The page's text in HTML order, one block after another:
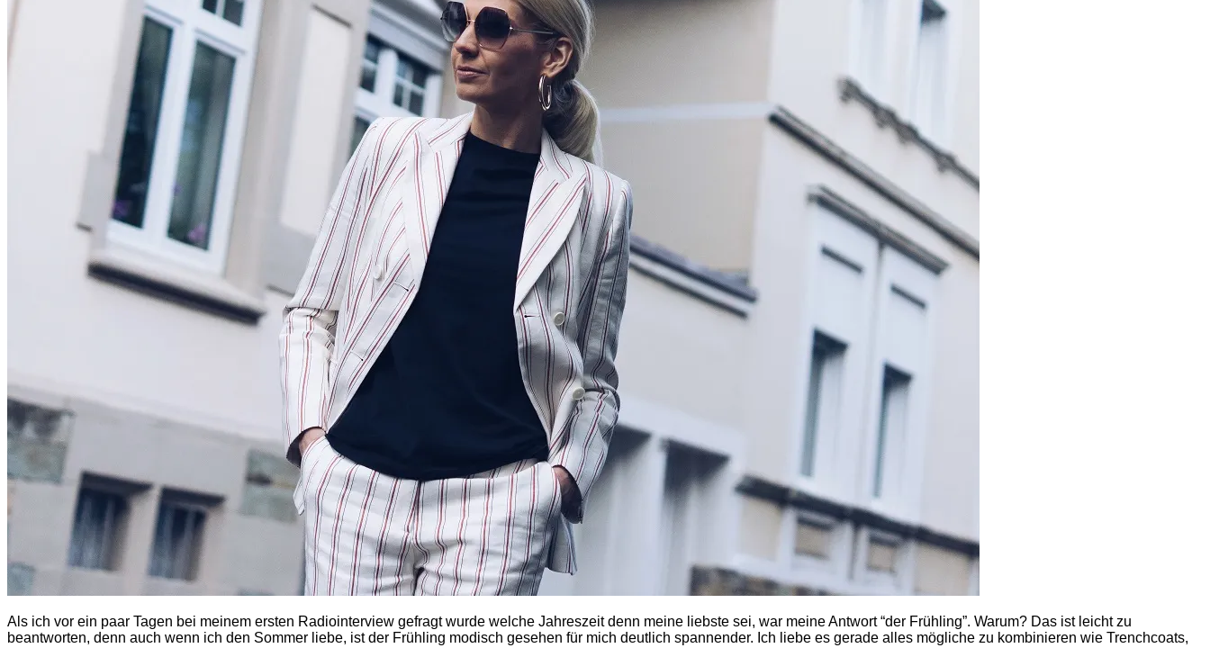
Als ich vor ein paar Tagen bei meinem ersten Radiointerview gefragt wurde welche Jahreszeit denn meine liebste sei, war meine Antwort “der Frühling”. Warum? Das ist leicht zu
beantworten, denn auch wenn ich den Sommer liebe, ist der Frühling modisch gesehen für mich deutlich spannender. Ich liebe es gerade alles mögliche zu kombinieren wie Trenchcoats,